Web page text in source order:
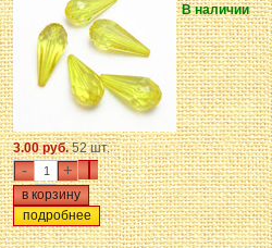
В наличии
3.00 руб.52 шт.
- +
подробнее